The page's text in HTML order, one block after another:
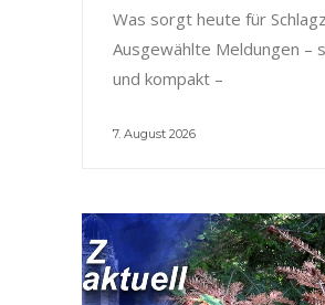
Was sorgt heute für
Ausgewählte Meldungen –
und kompakt –
7. August 2026